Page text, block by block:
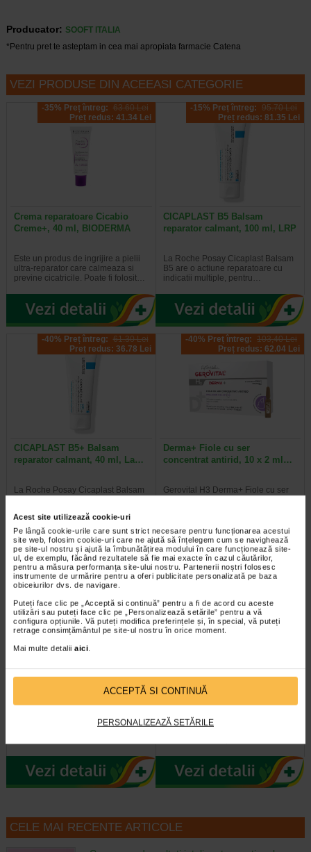
Acest site utilizează cookie-uri
Pe lângă cookie-urile care sunt strict necesare pentru funcționarea acestui
site web, folosim cookie-uri care ne ajută să înțelegem cum se navighează
pe site-ul nostru și ajută la îmbunătățirea modului în care funcționează site-
ul, de exemplu, făcând rezultatele să fie mai exacte în cazul căutărilor,
pentru a măsura performanța site-ului nostru. Partenerii noștri folosesc
instrumente de urmărire pentru a oferi publicitate personalizată pe baza
obiceiurilor dvs. de navigare.
Puteți face clic pe „Acceptă si continuă” pentru a fi de acord cu aceste
utilizări sau puteți face clic pe „Personalizează setările” pentru a vă
configura opțiunile. Vă puteți modifica preferințele și, în special, vă puteți
retrage consimțământul pe site-ul nostru în orice moment.
Mai multe detalii aici.
ACCEPTĂ SI CONTINUĂ
PERSONALIZEAZĂ SETĂRILE
Producator: SOOFT ITALIA
*Pentru pret te asteptam in cea mai apropiata farmacie Catena
VEZI PRODUSE DIN ACEEASI CATEGORIE
-35% Preț întreg: 63.60 Lei
Preț redus: 41.34 Lei
Crema reparatoare Cicabio
Creme+, 40 ml, BIODERMA
Este un produs de ingrijire a pielii
ultra-reparator care calmeaza si
previne cicatricile. Poate fi folosit…
-15% Preț întreg: 95.70 Lei
Preț redus: 81.35 Lei
CICAPLAST B5 Balsam
reparator calmant, 100 ml, LRP
La Roche Posay Cicaplast Balsam
B5 are o actiune reparatoare cu
indicatii multiple, pentru…
-40% Preț întreg: 61.30 Lei
Preț redus: 36.78 Lei
CICAPLAST B5+ Balsam
reparator calmant, 40 ml, La…
La Roche Posay Cicaplast Balsam
B este o crema cu actiune
-40% Preț întreg: 103,40 Lei
Preț redus: 62.04 Lei
Derma+ Fiole cu ser
concentrat antirid, 10 x 2 ml…
Gerovital H3 Derma+ Fiole cu ser
Concentrat Antirid 6% Hyaluron
Al 2-lea la jumătate de preț
Crema eritem fesier Pasta
all’Acqua, 100 ml, VITAMIN…
Emulsie absorbanta, calmanta si
Al 2-lea la jumătate de preț
Spray pudra protector, 150 ml,
VITAMIN DERMINA
Recomandat in cazul transpiratiei
CELE MAI RECENTE ARTICOLE